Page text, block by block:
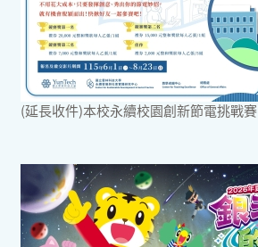
(延長收件)本校永續校園創新節電挑戰賽